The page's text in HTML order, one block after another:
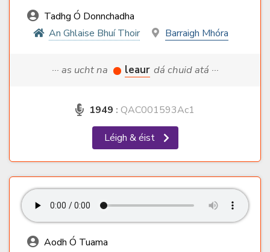
Tadhg Ó Donnchadha
An Ghlaise Bhuí Thoir
Barraigh Mhóra
··· as ucht na leaur dá chuid atá ···
1949 : QAC001593Ac1
Léigh & éist
Aodh Ó Tuama